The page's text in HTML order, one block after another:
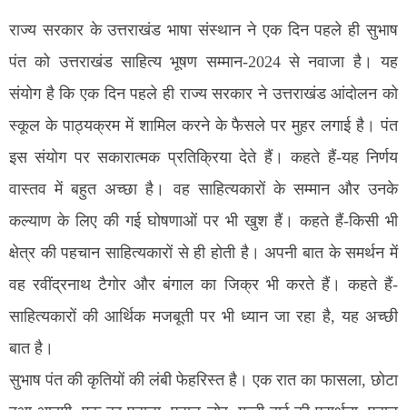
राज्य सरकार के उत्तराखंड भाषा संस्थान ने एक दिन पहले ही सुभाष
पंत को उत्तराखंड साहित्य भूषण सम्मान-2024 से नवाजा है। यह
संयोग है कि एक दिन पहले ही राज्य सरकार ने उत्तराखंड आंदोलन को
स्कूल के पाठ्यक्रम में शामिल करने के फैसले पर मुहर लगाई है। पंत
इस संयोग पर सकारात्मक प्रतिक्रिया देते हैं। कहते हैं-यह निर्णय
वास्तव में बहुत अच्छा है। वह साहित्यकारों के सम्मान और उनके
कल्याण के लिए की गई घोषणाओं पर भी खुश हैं। कहते हैं-किसी भी
क्षेत्र की पहचान साहित्यकारों से ही होती है। अपनी बात के समर्थन में
वह रवींद्रनाथ टैगोर और बंगाल का जिक्र भी करते हैं। कहते हैं-
साहित्यकारों की आर्थिक मजबूती पर भी ध्यान जा रहा है, यह अच्छी
बात है।
सुभाष पंत की कृतियों की लंबी फेहरिस्त है। एक रात का फासला, छोटा